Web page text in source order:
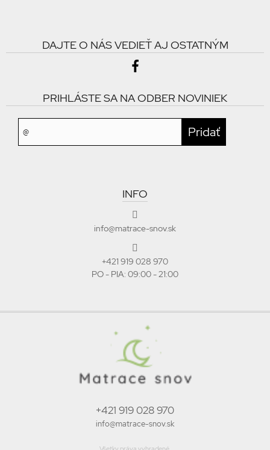
DAJTE O NÁS VEDIEŤ AJ OSTATNÝM
PRIHLÁSTE SA NA ODBER NOVINIEK
INFO
info@matrace-snov.sk
+421 919 028 970
PO - PIA: 09:00 - 21:00
+421 919 028 970
info@matrace-snov.sk